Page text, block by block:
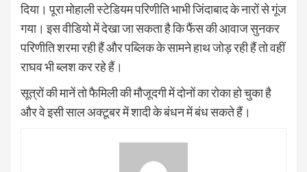
दिया। पूरा मोहाली स्टेडियम परिणीति भाभी जिंदाबाद के नारों से गूंज
गया। इस वीडियो में देखा जा सकता है कि फैंस की आवाज सुनकर
परिणीति शरमा रही हैं और पब्लिक के सामने हाथ जोड़ रही हैं तो वहीं
राघव भी ब्लश कर रहे हैं।
सूत्रों की मानें तो फैमिली की मौजूदगी में दोनों का रोका हो चुका है
और वे इसी साल अक्टूबर में शादी के बंधन में बंध सकते हैं।